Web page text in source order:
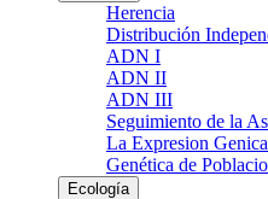
Herencia
Distribución
ADN I
ADN II
ADN III
Seguimiento de la
La Expresion Genica
Genética de
Ecología